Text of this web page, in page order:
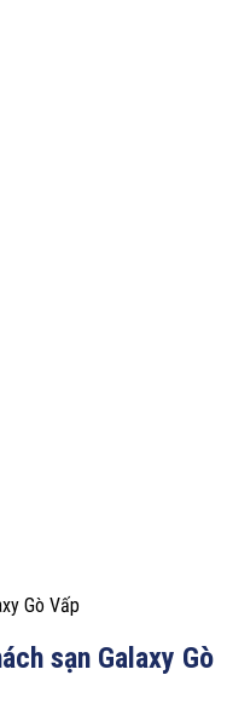
Gò Vấp
sạn Galaxy Gò